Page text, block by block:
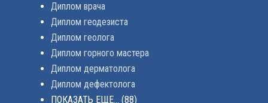
Диплом врача
Диплом геодезиста
Диплом геолога
Диплом горного мастера
Диплом дерматолога
Диплом дефектолога
ПОКАЗАТЬ ЕЩЕ... (88)